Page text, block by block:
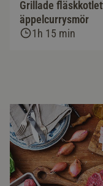
Grillade
äppelcurrysmör
1h 15 min